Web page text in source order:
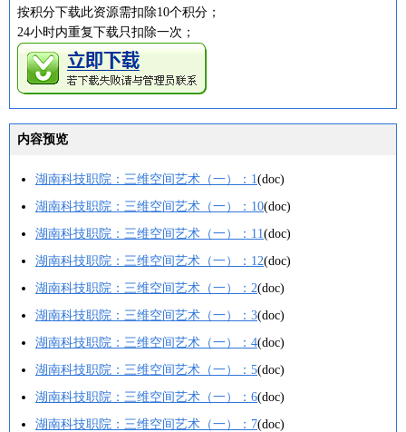
按积分下载此资源需扣除10个积分；
24小时内重复下载只扣除一次；
内容预览
湖南科技职院：三维空间艺术（一）：1(doc)
湖南科技职院：三维空间艺术（一）：10(doc)
湖南科技职院：三维空间艺术（一）：11(doc)
湖南科技职院：三维空间艺术（一）：12(doc)
湖南科技职院：三维空间艺术（一）：2(doc)
湖南科技职院：三维空间艺术（一）：3(doc)
湖南科技职院：三维空间艺术（一）：4(doc)
湖南科技职院：三维空间艺术（一）：5(doc)
湖南科技职院：三维空间艺术（一）：6(doc)
湖南科技职院：三维空间艺术（一）：7(doc)